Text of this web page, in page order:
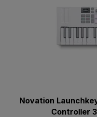
Novation
Controller